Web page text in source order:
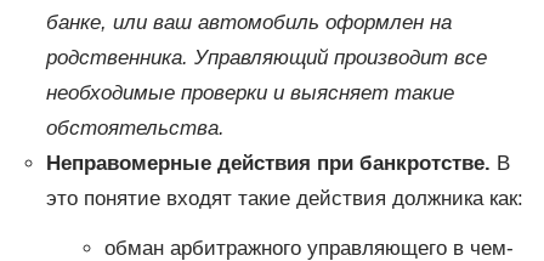
банке, или ваш автомобиль оформлен на
родственника. Управляющий производит все
необходимые проверки и выясняет такие
обстоятельства.
Неправомерные действия при банкротстве. В
это понятие входят такие действия должника как:
обман арбитражного управляющего в чем-